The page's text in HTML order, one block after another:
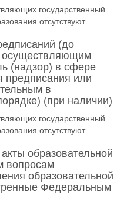
государственный
отсутствуют
(до
осуществляющим
(надзор) в сфере
предписания или
в
(при наличии)
государственный
отсутствуют
образовательной
вопросам
образовательной
Федеральным